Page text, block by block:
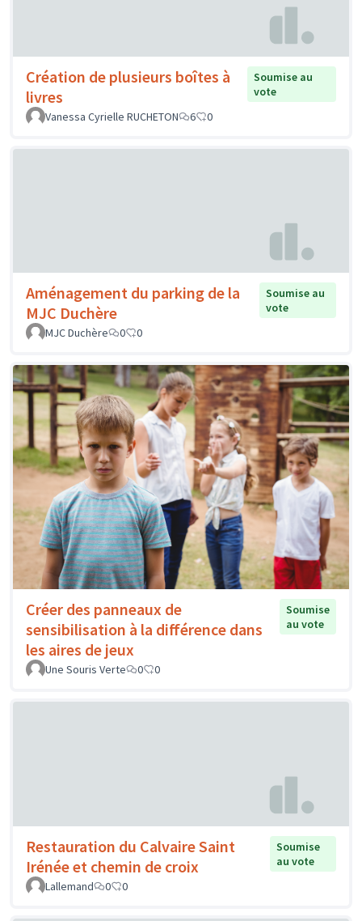
Création de plusieurs boîtes à
livres
Soumise au
vote
Vanessa Cyrielle RUCHETON
6 0
Aménagement du parking de la
MJC Duchère
Soumise au
vote
MJC Duchère
0 0
Créer des panneaux de
sensibilisation à la différence dans
les aires de jeux
Soumise
au vote
Une Souris Verte 0 0
Restauration du Calvaire Saint
Irénée et chemin de croix
Soumise
au vote
Lallemand
0 0